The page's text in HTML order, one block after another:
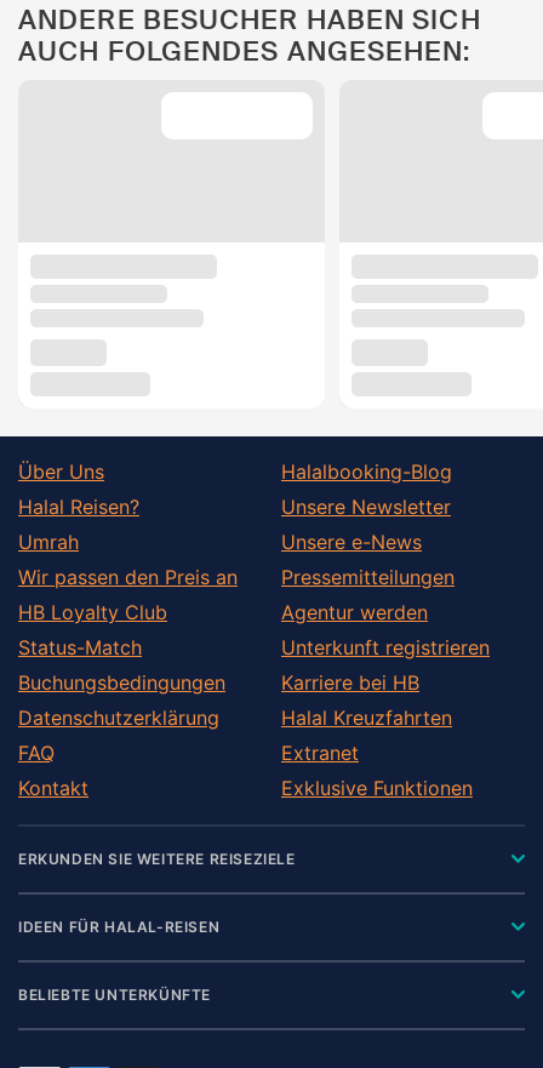
ANDERE BESUCHER HABEN SICH
AUCH FOLGENDES ANGESEHEN:
Über Uns
Halal Reisen?
Umrah
Wir passen den Preis an
HB Loyalty Club
Status-Match
Buchungsbedingungen
Datenschutzerklärung
FAQ
Kontakt
Halalbooking-Blog
Unsere Newsletter
Unsere e-News
Pressemitteilungen
Agentur werden
Unterkunft registrieren
Karriere bei HB
Halal Kreuzfahrten
Extranet
Exklusive Funktionen
ERKUNDEN SIE WEITERE REISEZIELE
IDEEN FÜR HALAL-REISEN
BELIEBTE UNTERKÜNFTE